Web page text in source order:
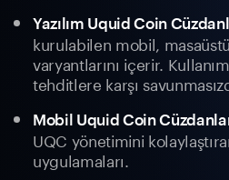
Yazılım Uquid Coin
kurulabilen mobil, masaüstü
varyantlarını içerir.
tehditlere karşı
Mobil Uquid Coin
UQC yönetimini
uygulamaları.